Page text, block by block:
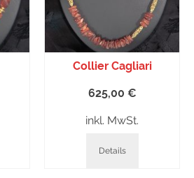
Collier Cagliari
625,00 €
inkl. MwSt.
Details